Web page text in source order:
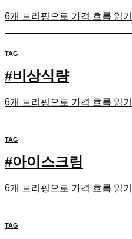
6개 브리핑으로 가격 흐름 읽기
TAG
#비상식량
6개 브리핑으로 가격 흐름 읽기
TAG
#아이스크림
6개 브리핑으로 가격 흐름 읽기
TAG